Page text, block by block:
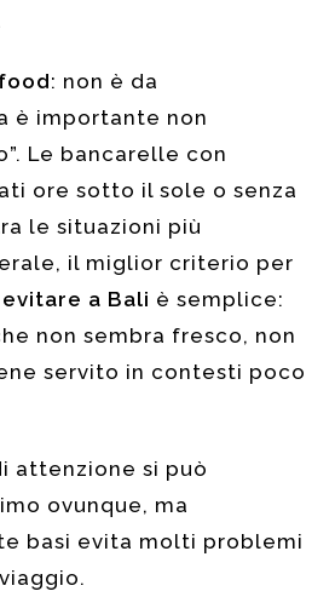
: non è da
è importante non
Le bancarelle con
ore sotto il sole o senza
le situazioni più
il miglior criterio per
a Bali è semplice:
non sembra fresco, non
servito in contesti poco
attenzione si può
ovunque, ma
basi evita molti problemi